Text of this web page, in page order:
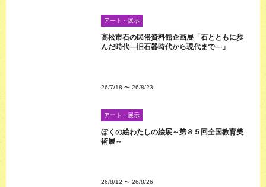
アート・展示
高松市石の民俗資料館企画展「石とともに歩
んだ時代―旧石器時代から現代まで―」
26/7/18 〜 26/8/23
アート・展示
ぼくの絵わたしの絵展～第８５回全国教育美
術展～
26/8/12 〜 26/8/26